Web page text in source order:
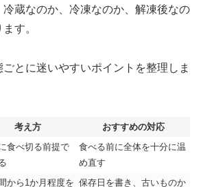
冷蔵なのか、冷凍なのか、解凍後なの
す。
とに迷いやすいポイントを整理しま
考え方
おすすめの対応
食べ切る前提で
食べる前に全体を十分に温
め直す
から1か月程度を 保存日を書き、古いものか